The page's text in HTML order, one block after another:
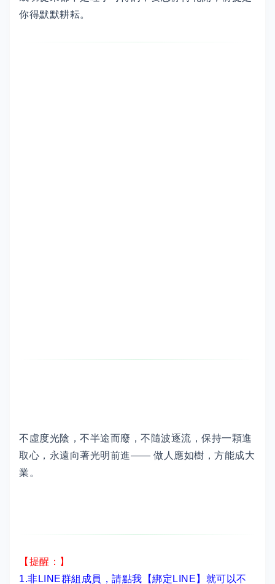
你得默默耕耘。
不虛度光陰，不半途而廢，不隨波逐流，保持一顆進
取心，永遠向著光明前進—— 做人應如樹，方能成大
業。
【提醒：】
1.非LINE群組成員， 請點我【綁定LINE】 就可以不